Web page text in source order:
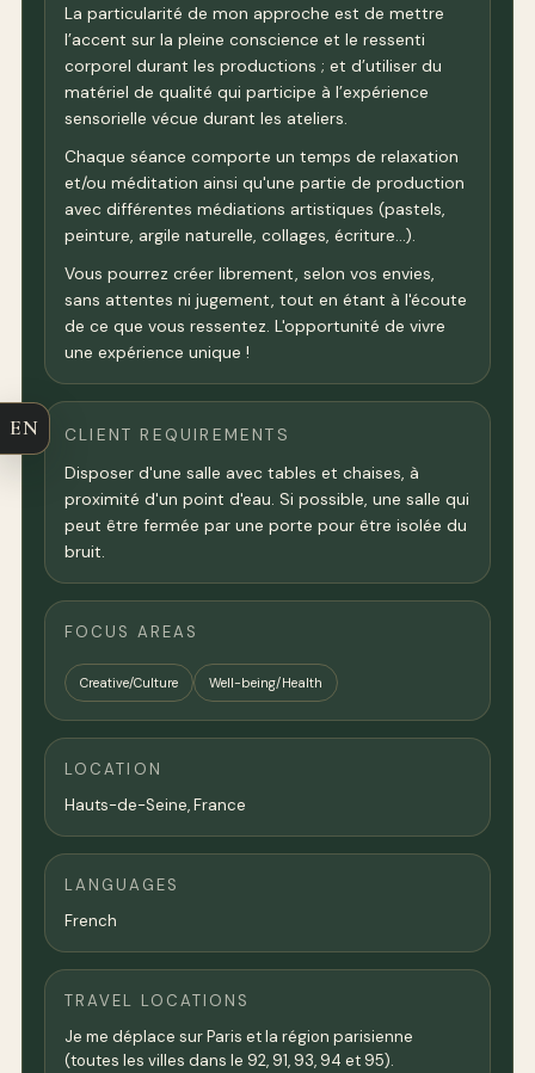
La particularité de mon approche est de mettre
l’accent sur la pleine conscience et le ressenti
corporel durant les productions ; et d’utiliser du
matériel de qualité qui participe à l’expérience
sensorielle vécue durant les ateliers.
Chaque séance comporte un temps de relaxation
et/ou méditation ainsi qu'une partie de production
avec différentes médiations artistiques (pastels,
peinture, argile naturelle, collages, écriture…).
Vous pourrez créer librement, selon vos envies,
sans attentes ni jugement, tout en étant à l'écoute
de ce que vous ressentez. L'opportunité de vivre
une expérience unique !
CLIENT REQUIREMENTS
Disposer d'une salle avec tables et chaises, à
proximité d'un point d'eau. Si possible, une salle qui
peut être fermée par une porte pour être isolée du
bruit.
FOCUS AREAS
Creative/Culture Well-being/Health
LOCATION
Hauts-de-Seine,France
LANGUAGES
French
TRAVEL LOCATIONS
Je me déplace sur Paris et la région parisienne
(toutes les villes dans le 92, 91, 93, 94 et 95).
EN